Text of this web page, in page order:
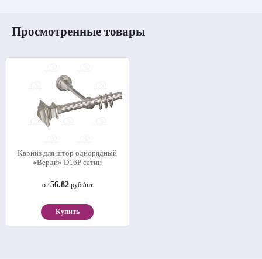
Просмотренные товары
Карниз для штор однорядный
«Верди» D16Р сатин
от 56.82руб./шт
Купить